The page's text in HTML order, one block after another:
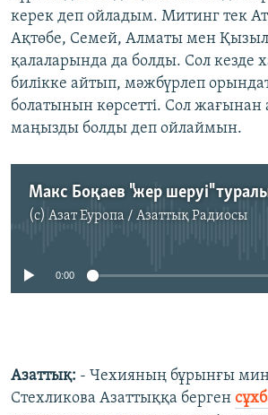
керек деп ойладым. Митинг тек
Ақтөбе, Семей, Алматы мен
қалаларында да болды. Сол кезде
билікке айтып, мәжбүрлеп
болатынын көрсетті. Сол жағынан
маңызды болды деп ойлаймын.
Макс Боқаев "жер шеруі"
(c) Азат Еуропа / Азаттық Радиосы
No media source currently
0:00
Азаттық: - Чехияның бұрынғы
Стехликова Азаттыққа берген